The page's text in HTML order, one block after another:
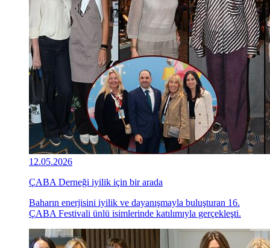
12.05.2026
ÇABA Derneği iyilik için bir arada
Baharın enerjisini iyilik ve dayanışmayla buluşturan 16.
ÇABA Festivali ünlü isimlerinde katılımıyla gerçekleşti.